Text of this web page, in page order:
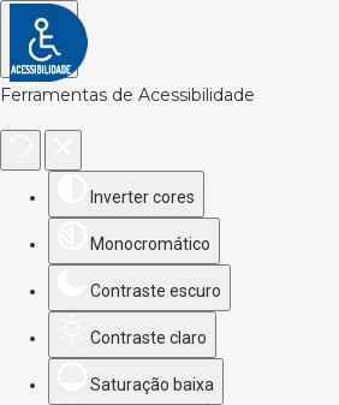
Ferramentas de Acessibilidade
Inverter cores
Monocromático
Contraste escuro
Contraste claro
Saturação baixa